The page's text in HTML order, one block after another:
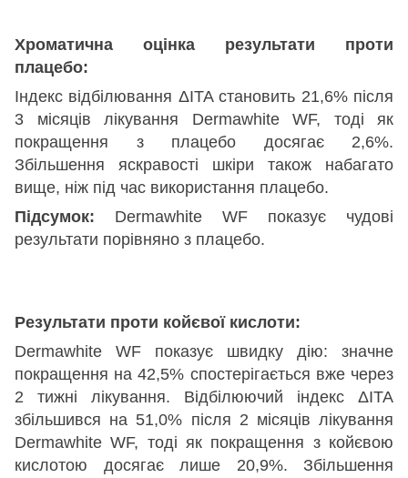
Хроматична оцінка результати проти
плацебо:
Індекс відбілювання ΔITA становить 21,6% після
3 місяців лікування Dermawhite WF, тоді як
покращення з плацебо досягає 2,6%.
Збільшення яскравості шкіри також набагато
вище, ніж під час використання плацебо.
Підсумок: Dermawhite WF показує чудові
результати порівняно з плацебо.
Результати проти койєвої кислоти:
Dermawhite WF показує швидку дію: значне
покращення на 42,5% спостерігається вже через
2 тижні лікування. Відбілюючий індекс ΔITA
збільшився на 51,0% після 2 місяців лікування
Dermawhite WF, тоді як покращення з койєвою
кислотою досягає лише 20,9%. Збільшення